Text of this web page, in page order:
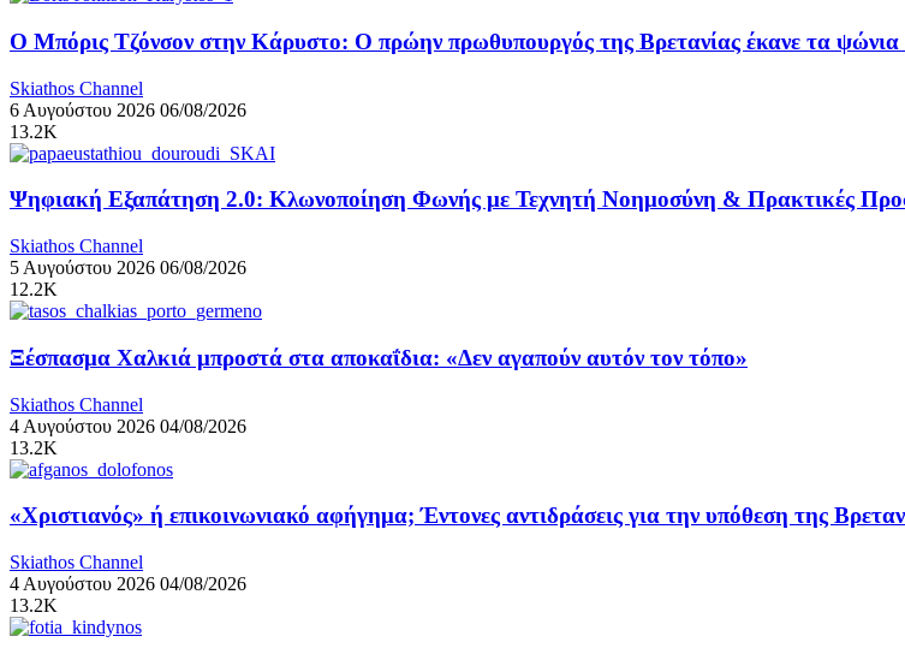
Ο Μπόρις Τζόνσον στην Κάρυστο: Ο πρώην πρωθυπουργός της Βρετανίας έκανε τα ψώνια
Skiathos Channel
6 Αυγούστου 2026 06/08/2026
13.2K
Ψηφιακή Εξαπάτηση 2.0: Κλωνοποίηση Φωνής με Τεχνητή Νοημοσύνη & Πρακτικές
Skiathos Channel
5 Αυγούστου 2026 06/08/2026
12.2K
Ξέσπασμα Χαλκιά μπροστά στα αποκαΐδια: «Δεν αγαπούν αυτόν τον τόπο»
Skiathos Channel
4 Αυγούστου 2026 04/08/2026
13.2K
«Χριστιανός» ή επικοινωνιακό αφήγημα; Έντονες αντιδράσεις για την υπόθεση της
Skiathos Channel
4 Αυγούστου 2026 04/08/2026
13.2K